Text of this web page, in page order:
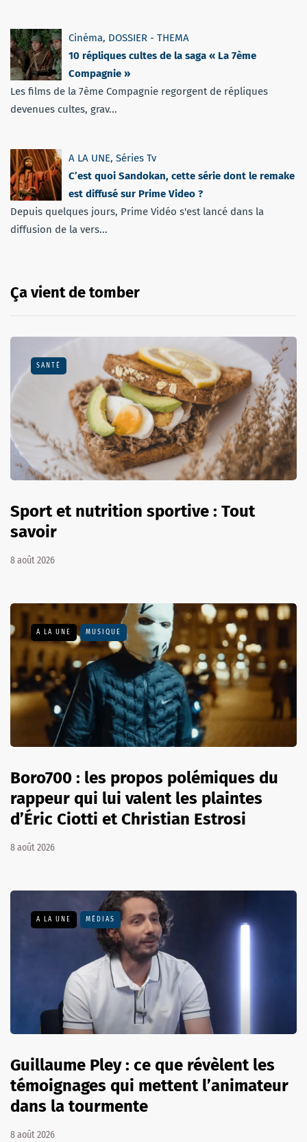
Cinéma, DOSSIER - THEMA
10 répliques cultes de la saga « La 7ème
Compagnie »
Les films de la 7ème Compagnie regorgent de répliques
devenues cultes, grav...
A LA UNE, Séries Tv
C’est quoi Sandokan, cette série dont le remake
est diffusé sur Prime Video ?
Depuis quelques jours, Prime Vidéo s'est lancé dans la
diffusion de la vers...
Ça vient de tomber
SANTÉ
Sport et nutrition sportive : Tout
savoir
8 août 2026
A LA UNE MUSIQUE
Boro700 : les propos polémiques du
rappeur qui lui valent les plaintes
d’Éric Ciotti et Christian Estrosi
8 août 2026
A LA UNE MÉDIAS
Guillaume Pley : ce que révèlent les
témoignages qui mettent l’animateur
dans la tourmente
8 août 2026